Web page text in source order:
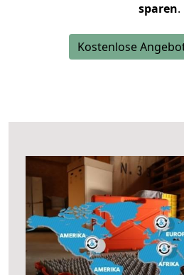
sparen.
Kostenlose